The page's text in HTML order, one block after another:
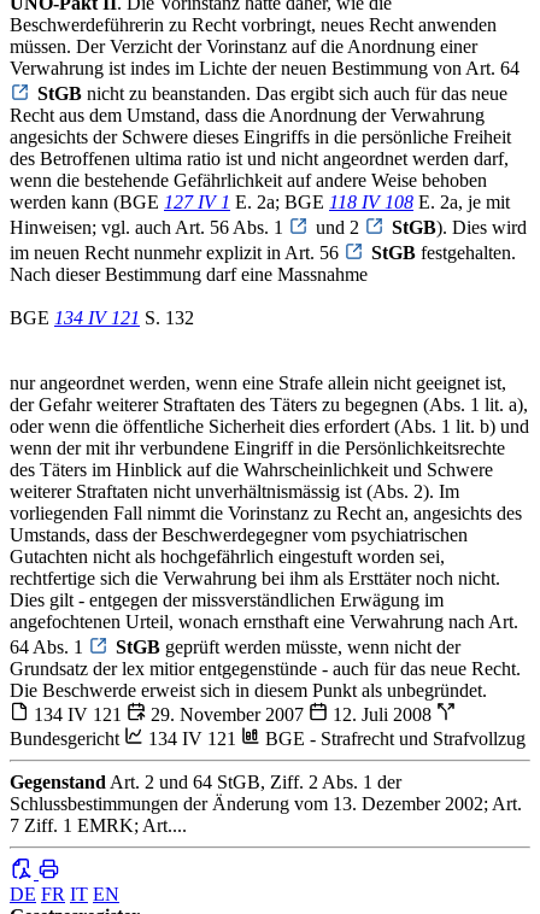
Beschwerdeführerin zu Recht vorbringt, neues Recht anwenden
müssen. Der Verzicht der Vorinstanz auf die Anordnung einer
Verwahrung ist indes im Lichte der neuen Bestimmung von Art. 64
StGB nicht zu beanstanden. Das ergibt sich auch für das neue
Recht aus dem Umstand, dass die Anordnung der Verwahrung
angesichts der Schwere dieses Eingriffs in die persönliche Freiheit
des Betroffenen ultima ratio ist und nicht angeordnet werden darf,
wenn die bestehende Gefährlichkeit auf andere Weise behoben
werden kann (BGE 127 IV 1 E. 2a; BGE 118 IV 108 E. 2a, je mit
Hinweisen; vgl. auch Art. 56 Abs. 1
und 2 StGB). Dies wird
im neuen Recht nunmehr explizit in Art. 56
StGB festgehalten.
Nach dieser Bestimmung darf eine Massnahme
BGE 134 IV 121 S. 132
nur angeordnet werden, wenn eine Strafe allein nicht geeignet ist,
der Gefahr weiterer Straftaten des Täters zu begegnen (Abs. 1 lit. a),
oder wenn die öffentliche Sicherheit dies erfordert (Abs. 1 lit. b) und
wenn der mit ihr verbundene Eingriff in die Persönlichkeitsrechte
des Täters im Hinblick auf die Wahrscheinlichkeit und Schwere
weiterer Straftaten nicht unverhältnismässig ist (Abs. 2). Im
vorliegenden Fall nimmt die Vorinstanz zu Recht an, angesichts des
Umstands, dass der Beschwerdegegner vom psychiatrischen
Gutachten nicht als hochgefährlich eingestuft worden sei,
rechtfertige sich die Verwahrung bei ihm als Ersttäter noch nicht.
Dies gilt - entgegen der missverständlichen Erwägung im
angefochtenen Urteil, wonach ernsthaft eine Verwahrung nach Art.
64 Abs. 1
StGB geprüft werden müsste, wenn nicht der
Grundsatz der lex mitior entgegenstünde - auch für das neue Recht.
Die Beschwerde erweist sich in diesem Punkt als unbegründet.
134 IV 121
29. November 2007
12. Juli 2008
Bundesgericht
134 IV 121 BGE - Strafrecht und Strafvollzug
Gegenstand Art. 2 und 64 StGB, Ziff. 2 Abs. 1 der
Schlussbestimmungen der Änderung vom 13. Dezember 2002; Art.
7 Ziff. 1 EMRK; Art....
DE FR IT EN